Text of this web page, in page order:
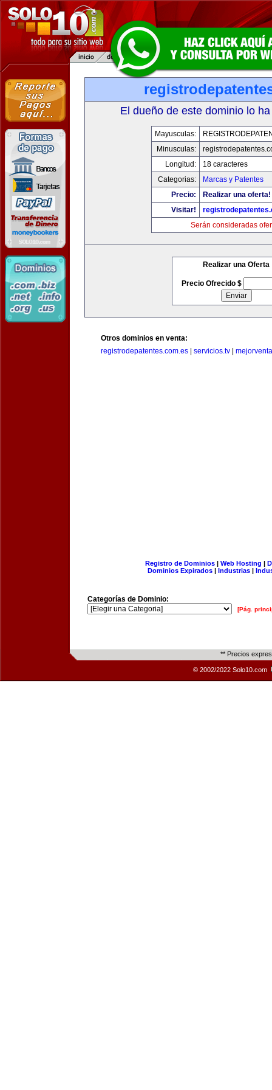
El dueño de este dominio lo
Mayusculas:
Minusculas:
Longitud:
18 caracteres
Categorias:
Marcas y Patentes
Precio:
Realizar una oferta!
Visitar!
Serán consideradas
Realizar una Oferta
Precio Ofrecido $
Otros dominios en venta:
registrodepatentes.com.es
servicios.tv
Registro de Dominios| Web Hosting |
Dominios Expirados | Industrias |
Categorías de Dominio:
[Pág.
** Precios
© 2002/2022 Solo10.com